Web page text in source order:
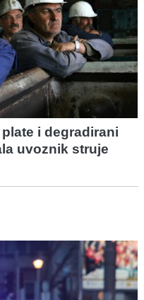
i degradirani
uvoznik struje